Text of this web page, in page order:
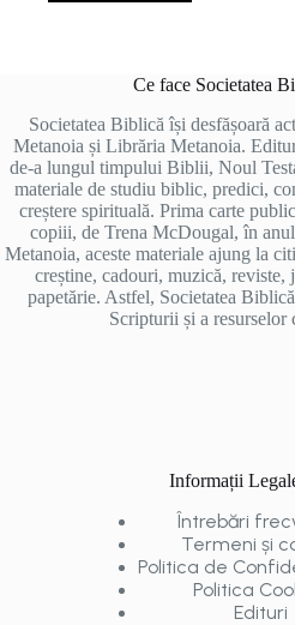
Ce face Societatea
Societatea Biblică își desfășoară
Metanoia și Librăria Metanoia.
de-a lungul timpului Biblii, Noul
materiale de studiu biblic, predici,
creștere spirituală. Prima carte
copiii, de Trena McDougal, în
Metanoia, aceste materiale ajung la
creștine, cadouri, muzică, reviste,
papetărie. Astfel, Societatea
Scripturii și a resurselor
Informații
Întrebări
Termeni și
Politica de
Politica
Edituri